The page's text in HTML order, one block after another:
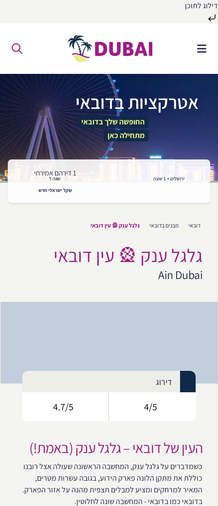
דילוג לתוכן
התוכן
אטרקציות בדובאי
החופשה שלך בדובאי
מתחילה כאן
ירושלים + 1 שעה
1 דירהם אמירתי
שווה ל
שקל ישראלי חדש
דובאי מבנים בדובאי גלגל ענק 🎡 עין דובאי
גלגל ענק 🎡 עין דובאי
Ain Dubai
דירוג
4/5
4.7/5
העין של דובאי – גלגל ענק (באמת!)
כשמדברים על גלגל ענק, המחשבה הראשונה שעולה אצל רובנו
כוללת את מתקן הלונה פארק הידוע, בגובה עשרות מטרים,
המאיר למרחקים ומציע למבלים תצפית מהנה על אזור הפארק.
בדובאי כמו בדובאי - המחשבה שונה לחלוטין.